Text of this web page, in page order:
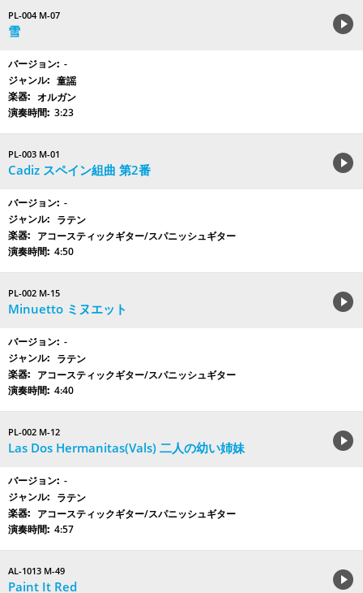
PL-004 M-07
雪
-
童謡
オルガン
3:23
PL-003 M-01
Cadiz スペイン組曲 第2番
-
ラテン
アコースティックギター/スパニッシュギター
4:50
PL-002 M-15
Minuetto ミヌエット
-
ラテン
アコースティックギター/スパニッシュギター
4:40
PL-002 M-12
Las Dos Hermanitas(Vals) 二人の幼い姉妹
-
ラテン
アコースティックギター/スパニッシュギター
4:57
AL-1013 M-49
Paint It Red